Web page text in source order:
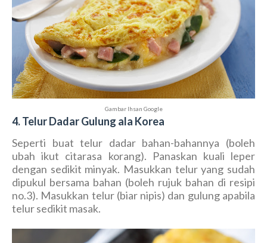
Gambar Ihsan Google
4. Telur Dadar Gulung ala Korea
Seperti buat telur dadar bahan-bahannya (boleh
ubah ikut citarasa korang). Panaskan kuali leper
dengan sedikit minyak. Masukkan telur yang sudah
dipukul bersama bahan (boleh rujuk bahan di resipi
no.3). Masukkan telur (biar nipis) dan gulung apabila
telur sedikit masak.